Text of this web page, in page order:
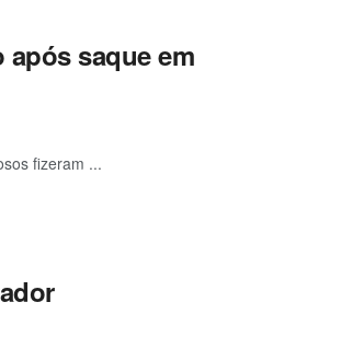
saque em
fizeram ...